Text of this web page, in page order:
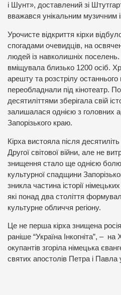
і Шунт», доставлений зі
вважався унікальним музичним
Урочисте відкриття кірхи
спогадами очевидців, на
людей із навколишніх
вміщувала близько 1200 осіб.
арешту та розстрілу
переобладнали під кінотеатр.
десятиліттями зберігала свій
залишалася однією з головних
Запорізького краю.
Кірха вистояла після
Другої світової війни, але не
знищення стало ще однією
культурної спадщини
зникла частина історії
які понад два століття
культурне обличчя регіону.
Це не перша кірха знищена
раніше “Україна Інкогніта”, –
окупантів згоріла німецька
святих апостолів Петра і Павла